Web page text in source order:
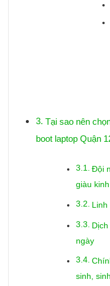
Tại sao nên
boot laptop Quận
Đội
giàu
ngày
sinh,